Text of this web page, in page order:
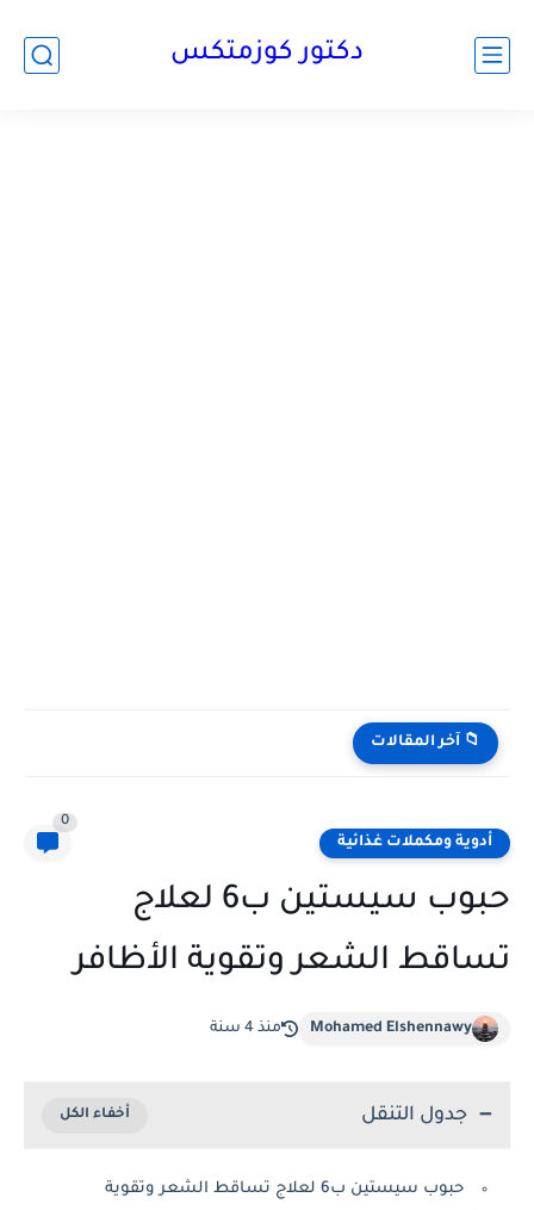
دكتور كوزمتكس
📁 آخر المقالات
أدوية ومكملات غذائية
0
حبوب سيستين ب6 لعلاج
تساقط الشعر وتقوية الأظافر
Mohamed Elshennawy منذ 4 سنة
جدول التنقل
حبوب سيستين ب6 لعلاج تساقط الشعر وتقوية